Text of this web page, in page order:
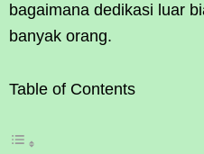
bagaimana dedikasi luar
banyak orang.
Table of Contents